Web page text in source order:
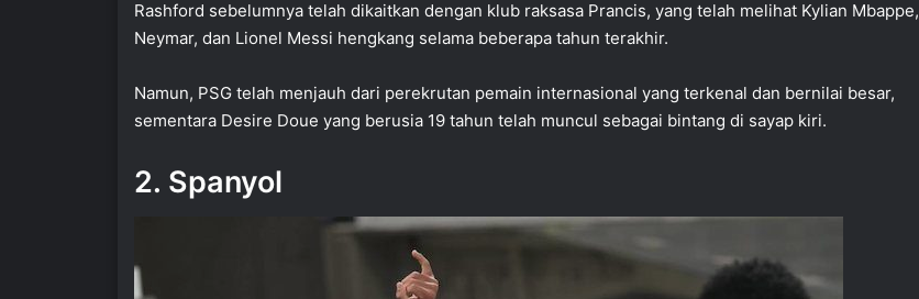
Rashford sebelumnya telah dikaitkan dengan klub raksasa Prancis, yang telah melihat Kylian Mbappe,
Neymar, dan Lionel Messi hengkang selama beberapa tahun terakhir.
Namun, PSG telah menjauh dari perekrutan pemain internasional yang terkenal dan bernilai besar,
sementara Desire Doue yang berusia 19 tahun telah muncul sebagai bintang di sayap kiri.
2. Spanyol